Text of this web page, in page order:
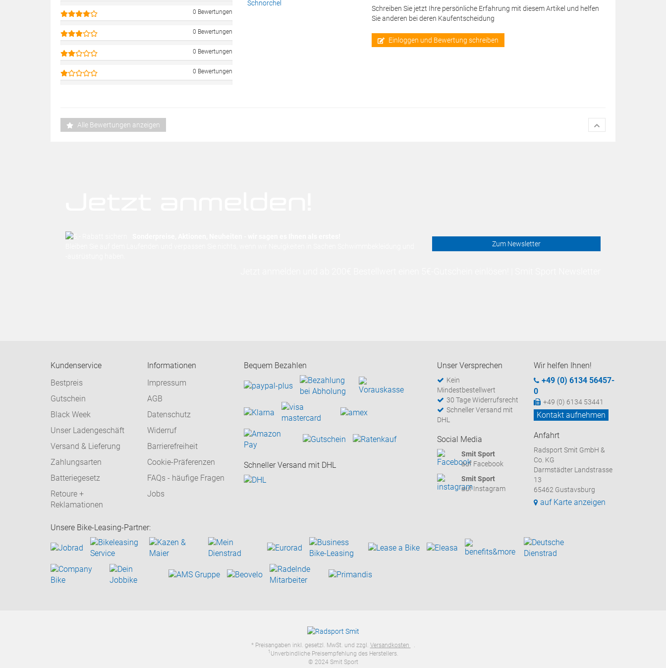
0 Bewertungen
0 Bewertungen
0 Bewertungen
0 Bewertungen
Schreiben Sie jetzt Ihre persönliche Erfahrung mit diesem Artikel und helfen
Sie anderen bei deren Kaufentscheidung
Einloggen und Bewertung schreiben
Alle Bewertungen anzeigen
Zum Newsletter
Kundenservice
Bestpreis
Gutschein
Black Week
Unser Ladengeschäft
Versand & Lieferung
Zahlungsarten
Batteriegesetz
Retoure +
Reklamationen
Informationen
Impressum
AGB
Datenschutz
Widerruf
Barrierefreiheit
Cookie-Präferenzen
FAQs - häufige Fragen
Jobs
Bequem Bezahlen
Schneller Versand mit DHL
Unser Versprechen
Kein
Mindestbestellwert
30 Tage Widerrufsrecht
Schneller Versand mit
DHL
Social Media
Smit Sport
auf Facebook
Smit Sport
auf Instagram
Wir helfen Ihnen!
+49 (0) 6134 56457-
0
+49 (0) 6134 53441
Kontakt aufnehmen
Anfahrt
Radsport Smit GmbH &
Co. KG
Darmstädter Landstrasse
13
65462 Gustavsburg
auf Karte anzeigen
Unsere Bike-Leasing-Partner:
* Preisangaben inkl. gesetzl. MwSt. und zzgl. Versandkosten
1 Unverbindliche Preisempfehlung des Herstellers.
© 2024 Smit Sport